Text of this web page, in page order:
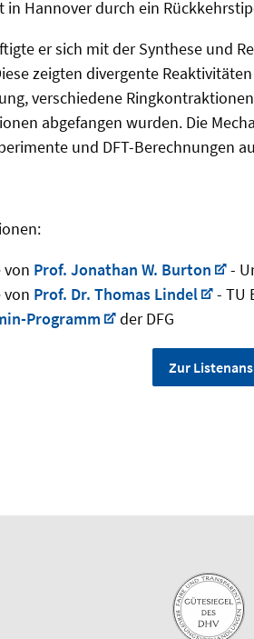
in Hannover durch ein
er sich mit der Synthese und
zeigten divergente
verschiedene
abgefangen wurden. Die
und DFT-Berechnungen
von Prof. Jonathan W. Burton
-
von Prof. Dr. Thomas Lindel
- TU
Programm
der DFG
Zur